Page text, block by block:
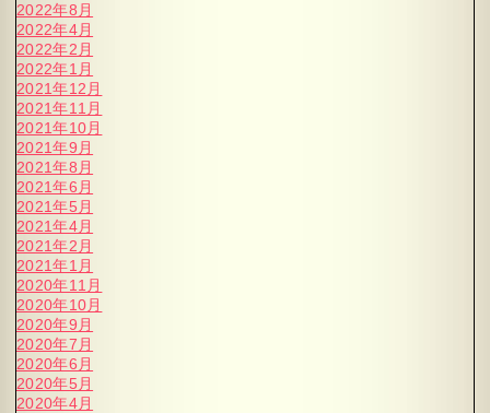
2022年8月
2022年4月
2022年2月
2022年1月
2021年12月
2021年11月
2021年10月
2021年9月
2021年8月
2021年6月
2021年5月
2021年4月
2021年2月
2021年1月
2020年11月
2020年10月
2020年9月
2020年7月
2020年6月
2020年5月
2020年4月